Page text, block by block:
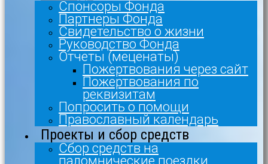
Спонсоры Фонда
Партнеры Фонда
Свидетельство о жизни
Руководство Фонда
Отчеты (меценаты)
Пожертвования через сайт
Пожертвования по
реквизитам
Попросить о помощи
Православный календарь
Проекты и сбор средств
Сбор средств на
паломнические поездки